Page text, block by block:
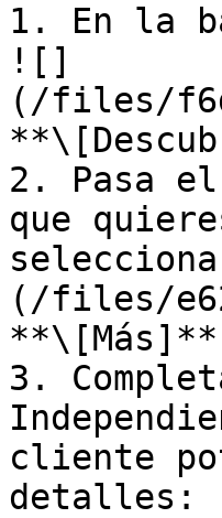
1. En la
![]
(/files/
2. Pasa
que
(/files/
3.
cliente
detalles: